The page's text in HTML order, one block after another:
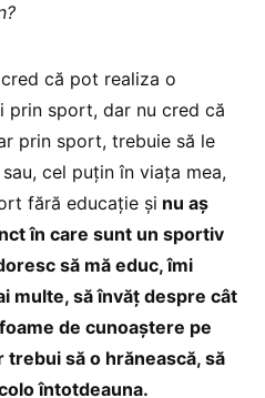
că pot realiza o
prin sport, dar nu cred că
prin sport, trebuie să le
cel puțin în viața mea,
fără educație și nu aș
în care sunt un sportiv
să mă educ, îmi
multe, să învăț despre cât
de cunoaștere pe
să o hrănească, să
întotdeauna.